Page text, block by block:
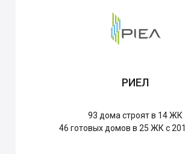
РИЕЛ
93 дома строят в 14 ЖК
46 готовых домов в 25 ЖК с